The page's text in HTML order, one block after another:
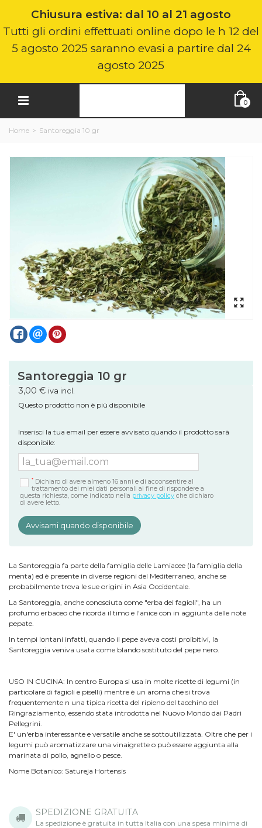
Chiusura estiva: dal 10 al 21 agosto
Tutti gli ordini effettuati online dopo le h 12 del
5 agosto 2025 saranno evasi a partire dal 24
agosto 2025
0
Home > Santoreggia 10 gr
Santoreggia 10 gr
3,00 € iva incl.
Questo prodotto non è più disponibile
Inserisci la tua email per essere avvisato quando il prodotto sarà
disponibile:
*Dichiaro di avere almeno 16 anni e di acconsentire al
trattamento dei miei dati personali al fine di rispondere a
questa richiesta, come indicato nella privacy policyche dichiaro
di avere letto.
Avvisami quando disponibile
La Santoreggia fa parte della famiglia delle Lamiacee (la famiglia della
menta) ed è presente in diverse regioni del Mediterraneo, anche se
probabilmente trova le sue origini in Asia Occidentale.
La Santoreggia, anche conosciuta come "erba dei fagioli", ha un
profumo erbaceo che ricorda il timo e l'anice con in aggiunta delle note
pepate.
In tempi lontani infatti, quando il pepe aveva costi proibitivi, la
Santoreggia veniva usata come blando sostituto del pepe nero.
USO IN CUCINA: In centro Europa si usa in molte ricette di legumi (in
particolare di fagioli e piselli) mentre è un aroma che si trova
frequentemente n una tipica ricetta del ripieno del tacchino del
Ringraziamento, essendo stata introdotta nel Nuovo Mondo dai Padri
Pellegrini.
E' un'erba interessante e versatile anche se sottoutilizzata. Oltre che per i
legumi può aromatizzare una vinaigrette o può essere aggiunta alla
marinata di pollo, agnello o pesce.
Nome Botanico: Satureja Hortensis
SPEDIZIONE GRATUITA
La spedizione è gratuita in tutta Italia con una spesa minima di